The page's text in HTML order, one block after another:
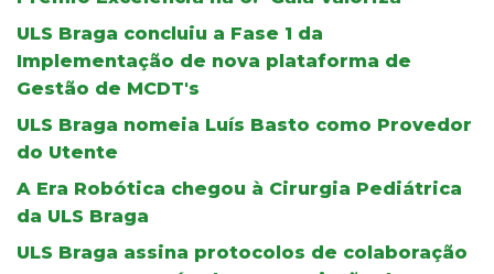
ULS Braga concluiu a Fase 1 da
Implementação de nova plataforma de
Gestão de MCDT's
ULS Braga nomeia Luís Basto como Provedor
do Utente
A Era Robótica chegou à Cirurgia Pediátrica
da ULS Braga
ULS Braga assina protocolos de colaboração